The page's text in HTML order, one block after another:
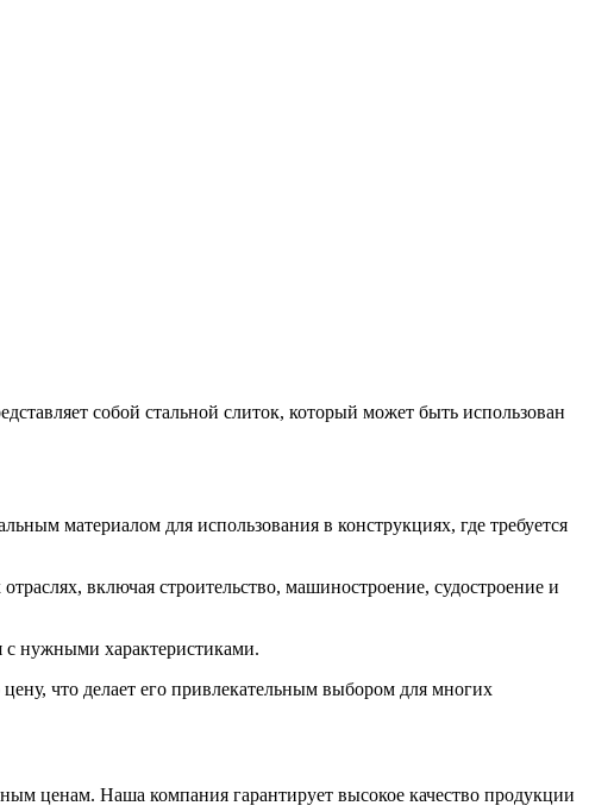
собой стальной слиток, который может быть использован
материалом для использования в конструкциях, где требуется
включая строительство, машиностроение, судостроение и
с нужными характеристиками.
что делает его привлекательным выбором для многих
ценам. Наша компания гарантирует высокое качество продукции